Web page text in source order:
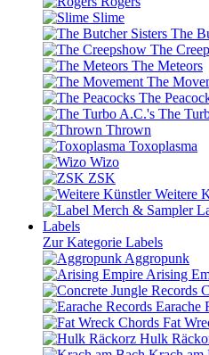
Slime
The
The
The Meteors
The
The
The
Thrown
Toxoplasma
Wizo
ZSK
Weitere
Labels
Zur Kategorie Labels
Aggropunk
Arising
Earache
Fat
Hulk